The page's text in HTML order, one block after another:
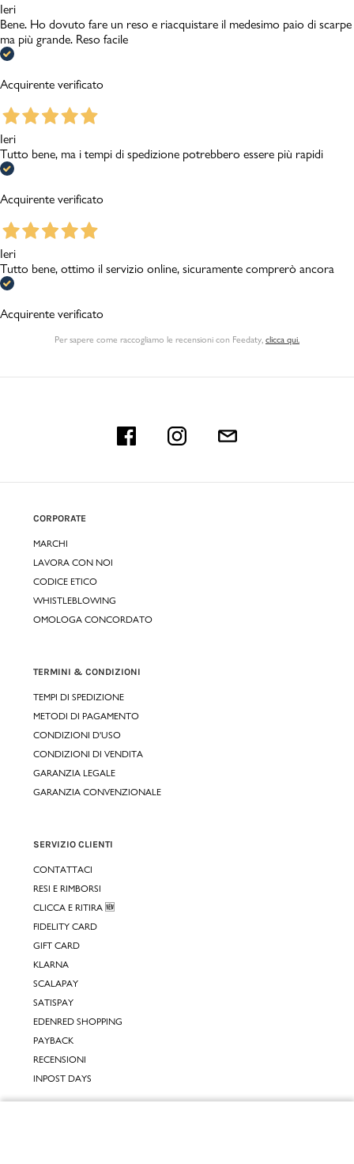
Ieri
Bene. Ho dovuto fare un reso e riacquistare il medesimo paio di scarpe
ma più grande. Reso facile
Acquirente verificato
Ieri
Tutto bene, ma i tempi di spedizione potrebbero essere più rapidi
Acquirente verificato
Ieri
Tutto bene, ottimo il servizio online, sicuramente comprerò ancora
Acquirente verificato
Per sapere come raccogliamo le recensioni con Feedaty, clicca qui.
CORPORATE
MARCHI
LAVORA CON NOI
CODICE ETICO
WHISTLEBLOWING
OMOLOGA CONCORDATO
TERMINI & CONDIZIONI
TEMPI DI SPEDIZIONE
METODI DI PAGAMENTO
CONDIZIONI D'USO
CONDIZIONI DI VENDITA
GARANZIA LEGALE
GARANZIA CONVENZIONALE
SERVIZIO CLIENTI
CONTATTACI
RESI E RIMBORSI
CLICCA E RITIRA 🆕
FIDELITY CARD
GIFT CARD
KLARNA
SCALAPAY
SATISPAY
EDENRED SHOPPING
PAYBACK
RECENSIONI
INPOST DAYS